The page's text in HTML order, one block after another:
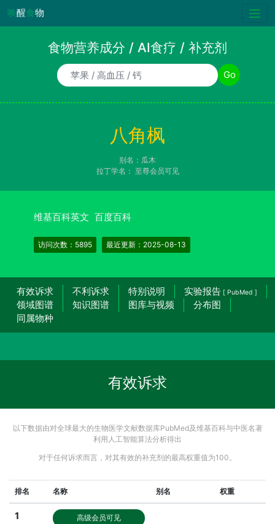
唤醒食物
食物营养成分 / AI食疗 / 补充剂
食物/AI食疗诉求/补充剂名称 Go
八角枫
别名：瓜木
拉丁学名： 至尊会员可见
维基百科英文 百度百科
访问次数：5895 最近更新：2025-08-13
有效诉求 不利诉求 特别说明 实验报告 [ PubMed ]
领域图谱 知识图谱 图库与视频
分布图
同属物种
有效诉求
以下数据由对全球最大的生物医学文献数据库PubMed及维基百科与中医名著
利用人工智能算法分析得出
对于任何诉求而言，对其有效的补充剂的最高权重值为100。
排名 名称 别名 权重
1 高级会员可见